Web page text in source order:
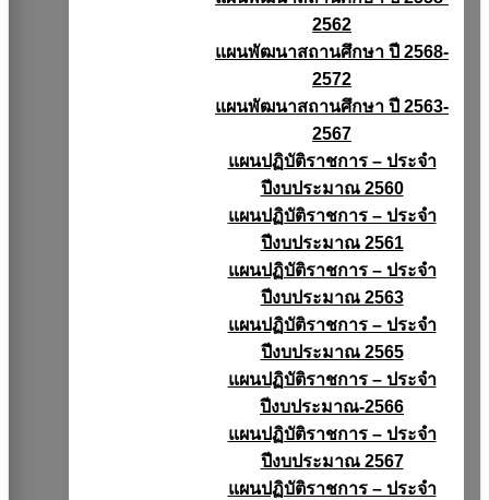
2562
แผนพัฒนาสถานศึกษา ปี 2568-
2572
แผนพัฒนาสถานศึกษา ปี 2563-
2567
แผนปฏิบัติราชการ – ประจำ
ปีงบประมาณ 2560
แผนปฏิบัติราชการ – ประจำ
ปีงบประมาณ 2561
แผนปฏิบัติราชการ – ประจำ
ปีงบประมาณ 2563
แผนปฏิบัติราชการ – ประจำ
ปีงบประมาณ 2565
แผนปฏิบัติราชการ – ประจำ
ปีงบประมาณ-2566
แผนปฏิบัติราชการ – ประจำ
ปีงบประมาณ 2567
แผนปฏิบัติราชการ – ประจำ